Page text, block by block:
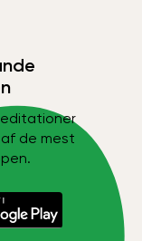
de mest